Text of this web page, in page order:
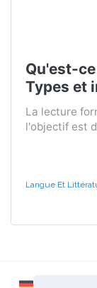
Qu'est-
Types et
La lecture
l'objectif est
Langue Et